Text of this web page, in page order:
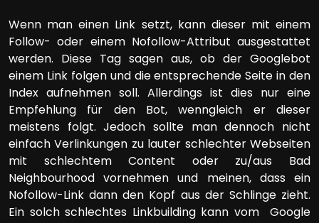
Wenn man einen Link setzt, kann dieser mit einem
Follow- oder einem Nofollow-Attribut ausgestattet
werden. Diese Tag sagen aus, ob der Googlebot
einem Link folgen und die entsprechende Seite in den
Index aufnehmen soll. Allerdings ist dies nur eine
Empfehlung für den Bot, wenngleich er dieser
meistens folgt. Jedoch sollte man dennoch nicht
einfach Verlinkungen zu lauter schlechter Webseiten
mit schlechtem Content oder zu/aus Bad
Neighbourhood vornehmen und meinen, dass ein
Nofollow-Link dann den Kopf aus der Schlinge zieht.
Ein solch schlechtes Linkbuilding kann vom Google